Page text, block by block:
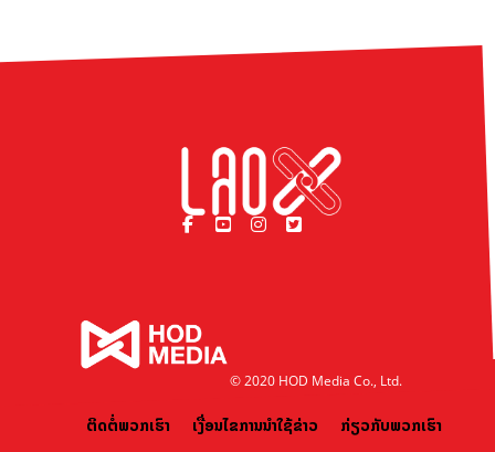
© 2020 HOD Media Co., Ltd.
ຕິດຕໍ່ພວກເຮົາ ເງື່ອນໄຂການນຳໃຊ້ຂ່າວ ກ່ຽວກັບພວກເຮົາ